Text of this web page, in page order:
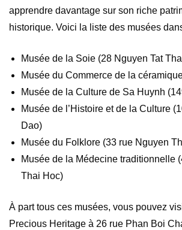
apprendre davantage sur son riche
historique. Voici la liste des musées
Musée de la Soie (28 Nguyen Tat
Musée du Commerce de la
Musée de la Culture de Sa Huynh
Musée de l’Histoire et de la Culture
Dao)
Musée du Folklore (33 rue Nguyen
Musée de la Médecine traditionnelle
Thai Hoc)
À part tous ces musées, vous pouvez
Precious Heritage à 26 rue Phan Boi